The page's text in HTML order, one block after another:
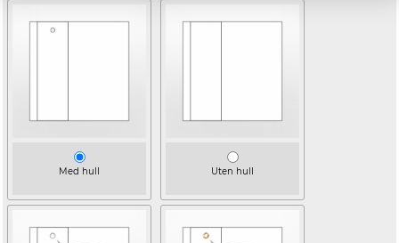
Med hull Uten hull